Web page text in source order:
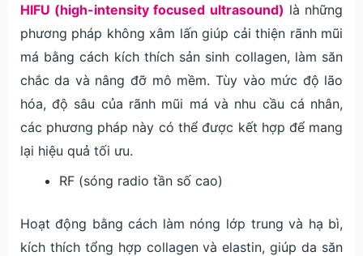
HIFU (high-intensity focused ultrasound) là những
phương pháp không xâm lấn giúp cải thiện rãnh mũi
má bằng cách kích thích sản sinh collagen, làm săn
chắc da và nâng đỡ mô mềm. Tùy vào mức độ lão
hóa, độ sâu của rãnh mũi má và nhu cầu cá nhân,
các phương pháp này có thể được kết hợp để mang
lại hiệu quả tối ưu.
RF (sóng radio tần số cao)
Hoạt động bằng cách làm nóng lớp trung và hạ bì,
kích thích tổng hợp collagen và elastin, giúp da săn